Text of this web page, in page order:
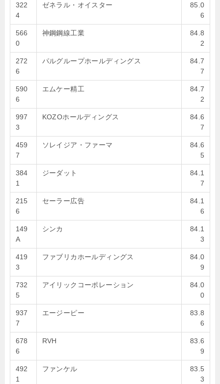
322
4
ゼネラル・オイスター
85.0
6
566
0
神鋼鋼線工業
84.8
2
272
6
パルグループホールディングス
84.7
7
590
6
エムケー精工
84.7
2
997
3
KOZOホールディングス
84.6
7
459
7
ソレイジア・ファーマ
84.6
5
384
1
ジーダット
84.1
7
215
6
セーラー広告
84.1
6
149
A
シンカ
84.1
3
419
3
ファブリカホールディングス
84.0
9
732
5
アイリックコーポレーション
84.0
0
937
7
エージーピー
83.8
6
678
6
RVH
83.6
9
492
1
ファンケル
83.5
3